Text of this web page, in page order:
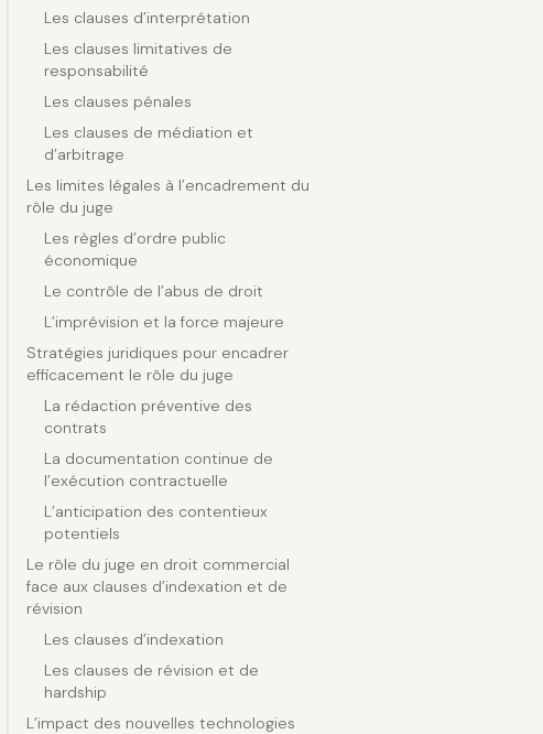
Les clauses d’interprétation
Les clauses limitatives de
responsabilité
Les clauses pénales
Les clauses de médiation et
d’arbitrage
Les limites légales à l’encadrement du
rôle du juge
Les règles d’ordre public
économique
Le contrôle de l’abus de droit
L’imprévision et la force majeure
Stratégies juridiques pour encadrer
efficacement le rôle du juge
La rédaction préventive des
contrats
La documentation continue de
l’exécution contractuelle
L’anticipation des contentieux
potentiels
Le rôle du juge en droit commercial
face aux clauses d’indexation et de
révision
Les clauses d’indexation
Les clauses de révision et de
hardship
L’impact des nouvelles technologies